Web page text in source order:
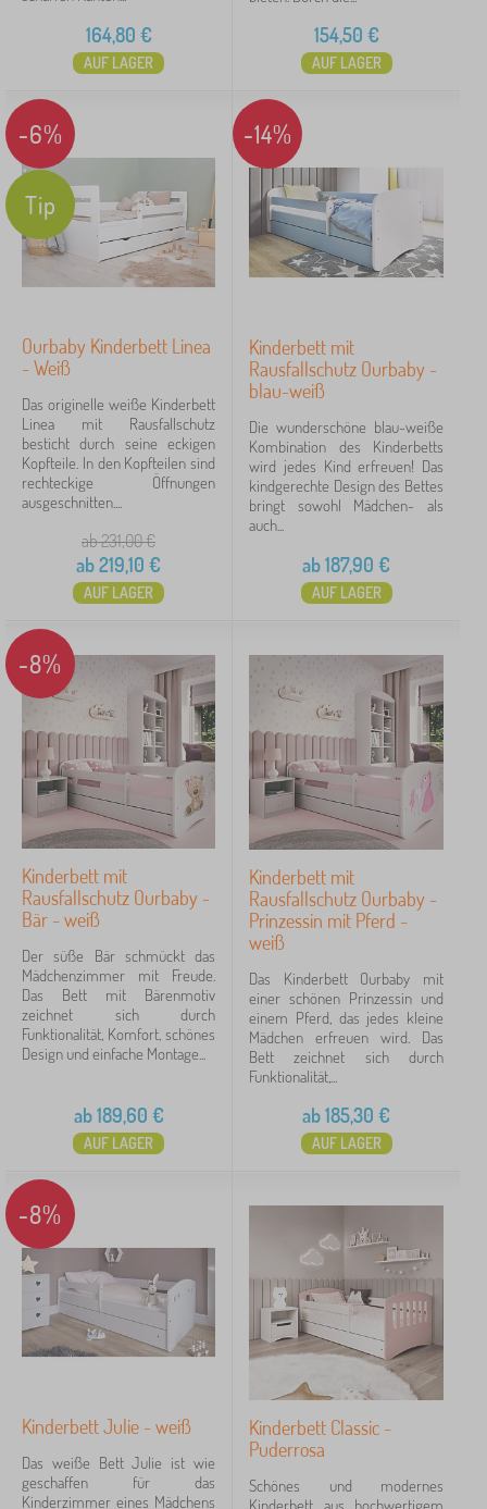
164,80 €
AUF LAGER
154,50 €
AUF LAGER
-6%
Tip
Ourbaby Kinderbett Linea
- Weiß
Das originelle weiße Kinderbett
Linea mit Rausfallschutz
besticht durch seine eckigen
Kopfteile. In den Kopfteilen sind
rechteckige Öffnungen
ausgeschnitten....
ab 231,00€
ab219,10 €
AUF LAGER
-14%
Kinderbett mit
Rausfallschutz Ourbaby -
blau-weiß
Die wunderschöne blau-weiße
Kombination des Kinderbetts
wird jedes Kind erfreuen! Das
kindgerechte Design des Bettes
bringt sowohl Mädchen- als
auch...
ab187,90 €
AUF LAGER
-8%
Kinderbett mit
Rausfallschutz Ourbaby -
Bär - weiß
Der süße Bär schmückt das
Mädchenzimmer mit Freude.
Das Bett mit Bärenmotiv
zeichnet sich durch
Funktionalität, Komfort, schönes
Design und einfache Montage...
ab189,60 €
AUF LAGER
Kinderbett mit
Rausfallschutz Ourbaby -
Prinzessin mit Pferd -
weiß
Das Kinderbett Ourbaby mit
einer schönen Prinzessin und
einem Pferd, das jedes kleine
Mädchen erfreuen wird. Das
Bett zeichnet sich durch
Funktionalität,...
ab185,30 €
AUF LAGER
-8%
Kinderbett Julie - weiß
Das weiße Bett Julie ist wie
geschaffen für das
Kinderzimmer eines Mädchens
Kinderbett Classic -
Puderrosa
Schönes und modernes